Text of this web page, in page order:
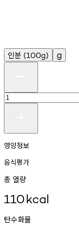
인분 (100g) g
영양정보
음식평가
총 열량
110kcal
탄수화물